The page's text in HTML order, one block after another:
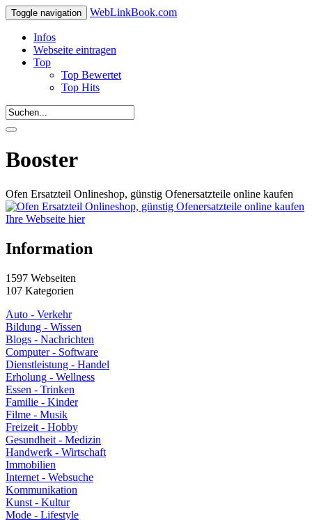
Toggle navigation WebLinkBook.com
Infos
Webseite eintragen
Top
Top Bewertet
Top Hits
Booster
Ofen Ersatzteil Onlineshop, günstig Ofenersatzteile online kaufen
Ihre Webseite hier
Information
1597 Webseiten
107 Kategorien
Auto - Verkehr
Bildung - Wissen
Blogs - Nachrichten
Computer - Software
Dienstleistung - Handel
Erholung - Wellness
Essen - Trinken
Familie - Kinder
Filme - Musik
Freizeit - Hobby
Gesundheit - Medizin
Handwerk - Wirtschaft
Immobilien
Internet - Websuche
Kommunikation
Kunst - Kultur
Mode - Lifestyle